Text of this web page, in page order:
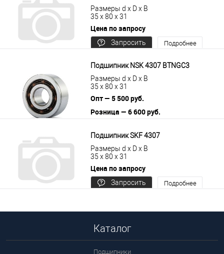
Размеры d x D x B
35 x 80 x 31
Цена по запросу
Запросить
Подробнее
Подшипник NSK 4307 BTNGС3
Размеры d x D x B
35 x 80 x 31
Опт — 5 500 руб.
Розница — 6 600 руб.
Подшипник SKF 4307
Размеры d x D x B
35 x 80 x 31
Цена по запросу
Запросить
Подробнее
Каталог
Подшипники